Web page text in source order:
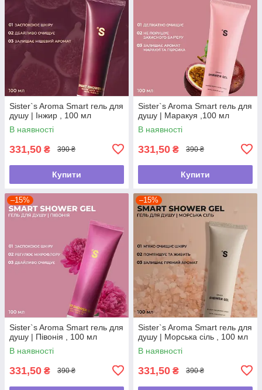
Sister`s Aroma Smart гель для
душу | Інжир , 100 мл
В наявності
331,50 ₴ 390 ₴
Купити
Sister`s Aroma Smart гель для
душу | Маракуя ,100 мл
В наявності
331,50 ₴ 390 ₴
Купити
–15%
Sister`s Aroma Smart гель для
душу | Півонія , 100 мл
В наявності
331,50 ₴ 390 ₴
–15%
Sister`s Aroma Smart гель для
душу | Морська сіль , 100 мл
В наявності
331,50 ₴ 390 ₴